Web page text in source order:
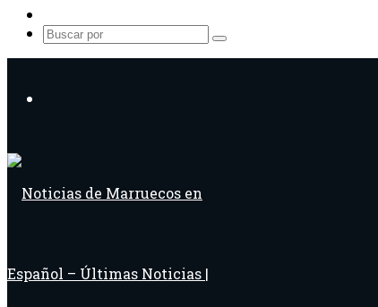
Buscar
por